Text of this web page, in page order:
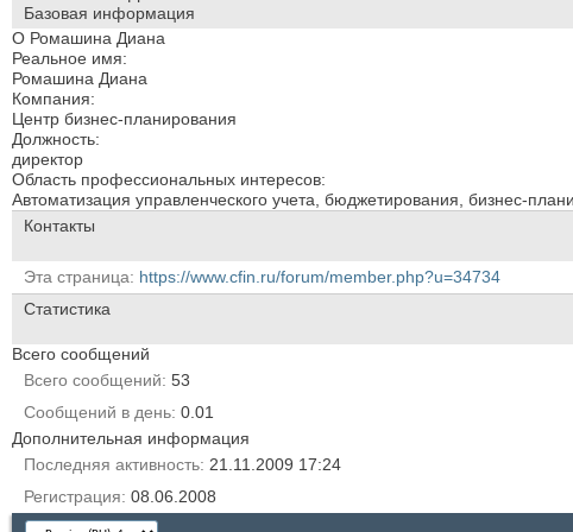
Базовая информация
О Ромашина Диана
Реальное имя:
Ромашина Диана
Компания:
Центр бизнес-планирования
Должность:
директор
Область профессиональных интересов:
Автоматизация управленческого учета, бюджетирования, бизнес-
Контакты
Эта страница
https://www.cfin.ru/forum/member.php?u=34734
Статистика
Всего сообщений
Всего сообщений 53
Сообщений в день 0.01
Дополнительная информация
Последняя активность 21.11.2009 17:24
Регистрация 08.06.2008